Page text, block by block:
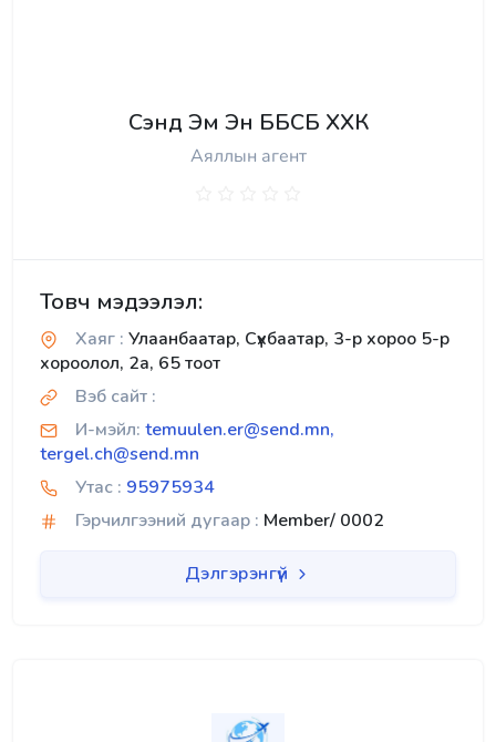
Сэнд Эм Эн ББСБ ХХК
Аяллын агент
Товч мэдээлэл:
Хаяг : Улаанбаатар, Сүхбаатар, 3-р хороо 5-р
хороолол, 2а, 65 тоот
Вэб сайт :
И-мэйл: temuulen.er@send.mn,
tergel.ch@send.mn
Утас : 95975934
Гэрчилгээний дугаар : Member/ 0002
Дэлгэрэнгүй